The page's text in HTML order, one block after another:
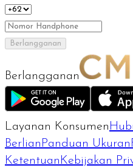
Berlangganan
Berlangganan
Layanan Konsumen
Berlian Panduan Ukuran
Ketentuan Kebijakan